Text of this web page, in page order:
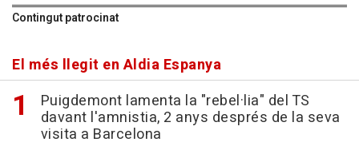
Contingut patrocinat
El més llegit en Aldia Espanya
Puigdemont lamenta la "rebel·lia" del TS
davant l'amnistia, 2 anys després de la seva
visita a Barcelona